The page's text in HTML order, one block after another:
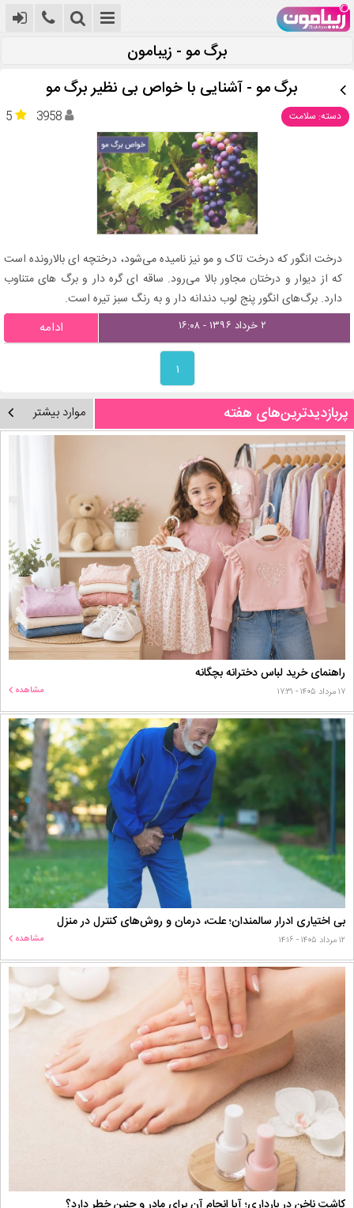
برگ مو - زیبامون
برگ مو - آشنایی با خواص بی نظیر برگ مو
دسته: سلامت 5 3958
درخت انگور که درخت تاک و مو نیز نامیده می‌شود، درختچه ای بالارونده است
که از دیوار و درختان مجاور بالا می‌رود. ساقه ای گره دار و برگ های متناوب
دارد. برگ‌های انگور پنج لوب دندانه دار و به رنگ سبز تیره است.
۲ خرداد ۱۳۹۶ - ۱۶:۰۸ ادامه
۱
پربازدیدترین‌های هفته موارد بیشتر
راهنمای خرید لباس دخترانه بچگانه
۱۷ مرداد ۱۴۰۵ - ۱۷:۳۱ مشاهده
بی اختیاری ادرار سالمندان؛ علت، درمان و روش‌های کنترل در منزل
۱۲ مرداد ۱۴۰۵ - ۱۴:۱۶ مشاهده